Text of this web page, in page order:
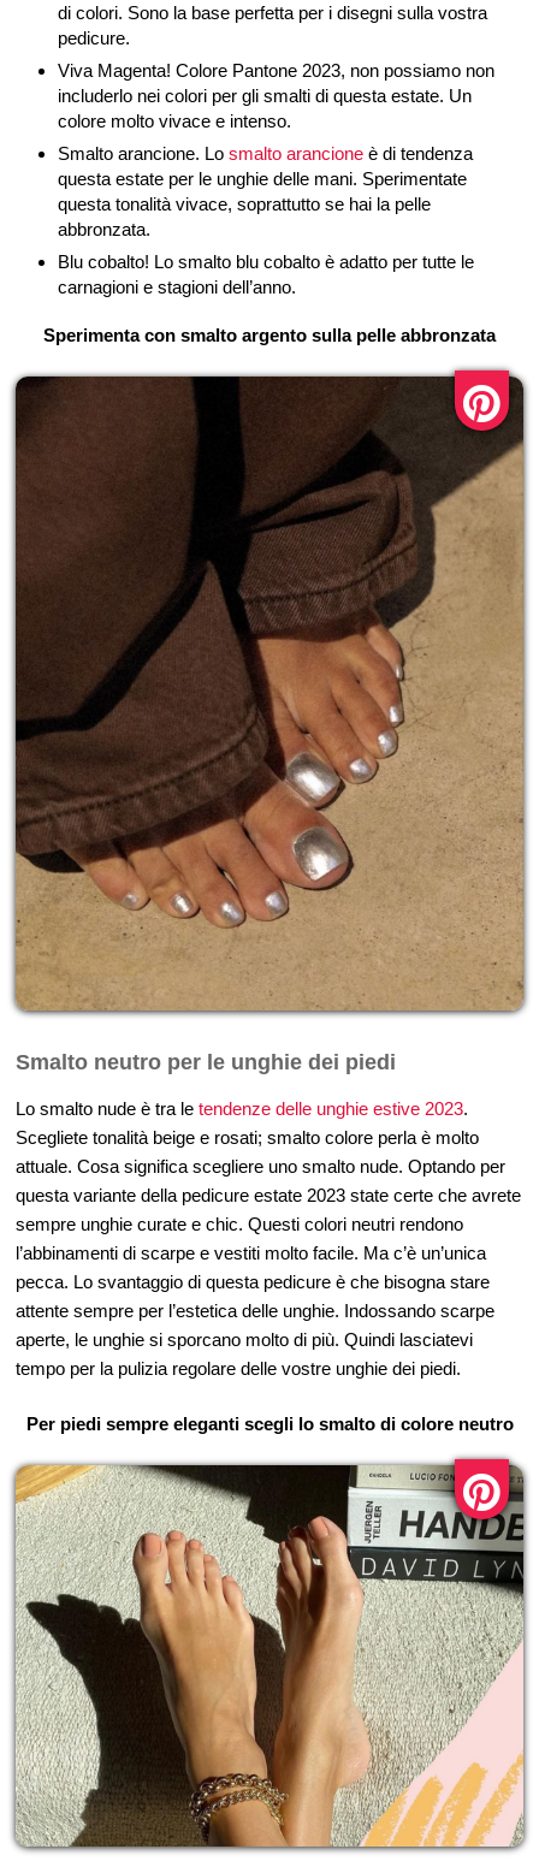
di colori. Sono la base perfetta per i disegni sulla vostra
pedicure.
Viva Magenta! Colore Pantone 2023, non possiamo non
includerlo nei colori per gli smalti di questa estate. Un
colore molto vivace e intenso.
Smalto arancione. Lo smalto arancione è di tendenza
questa estate per le unghie delle mani. Sperimentate
questa tonalità vivace, soprattutto se hai la pelle
abbronzata.
Blu cobalto! Lo smalto blu cobalto è adatto per tutte le
carnagioni e stagioni dell’anno.
Sperimenta con smalto argento sulla pelle abbronzata
Smalto neutro per le unghie dei piedi
Lo smalto nude è tra le tendenze delle unghie estive 2023.
Scegliete tonalità beige e rosati; smalto colore perla è molto
attuale. Cosa significa scegliere uno smalto nude. Optando per
questa variante della pedicure estate 2023 state certe che avrete
sempre unghie curate e chic. Questi colori neutri rendono
l’abbinamenti di scarpe e vestiti molto facile. Ma c’è un’unica
pecca. Lo svantaggio di questa pedicure è che bisogna stare
attente sempre per l’estetica delle unghie. Indossando scarpe
aperte, le unghie si sporcano molto di più. Quindi lasciatevi
tempo per la pulizia regolare delle vostre unghie dei piedi.
Per piedi sempre eleganti scegli lo smalto di colore neutro